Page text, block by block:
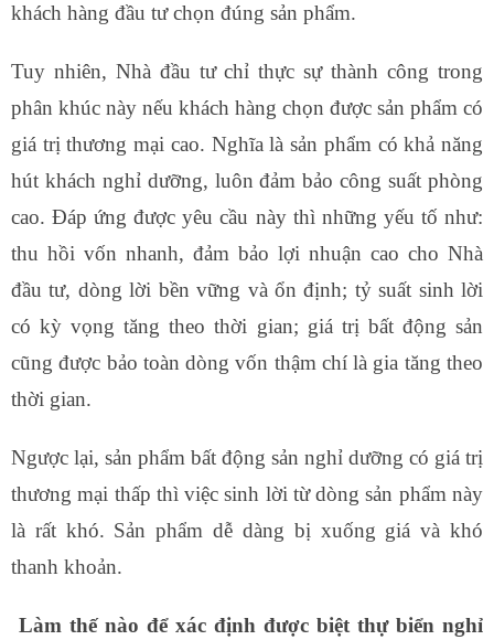
khách hàng đầu tư chọn đúng sản phẩm.
Tuy nhiên, Nhà đầu tư chỉ thực sự thành công trong
phân khúc này nếu khách hàng chọn được sản phẩm có
giá trị thương mại cao. Nghĩa là sản phẩm có khả năng
hút khách nghỉ dưỡng, luôn đảm bảo công suất phòng
cao. Đáp ứng được yêu cầu này thì những yếu tố như:
thu hồi vốn nhanh, đảm bảo lợi nhuận cao cho Nhà
đầu tư, dòng lời bền vững và ổn định; tỷ suất sinh lời
có kỳ vọng tăng theo thời gian; giá trị bất động sản
cũng được bảo toàn dòng vốn thậm chí là gia tăng theo
thời gian.
Ngược lại, sản phẩm bất động sản nghỉ dưỡng có giá trị
thương mại thấp thì việc sinh lời từ dòng sản phẩm này
là rất khó. Sản phẩm dễ dàng bị xuống giá và khó
thanh khoản.
Làm thế nào để xác định được biệt thự biển nghỉ